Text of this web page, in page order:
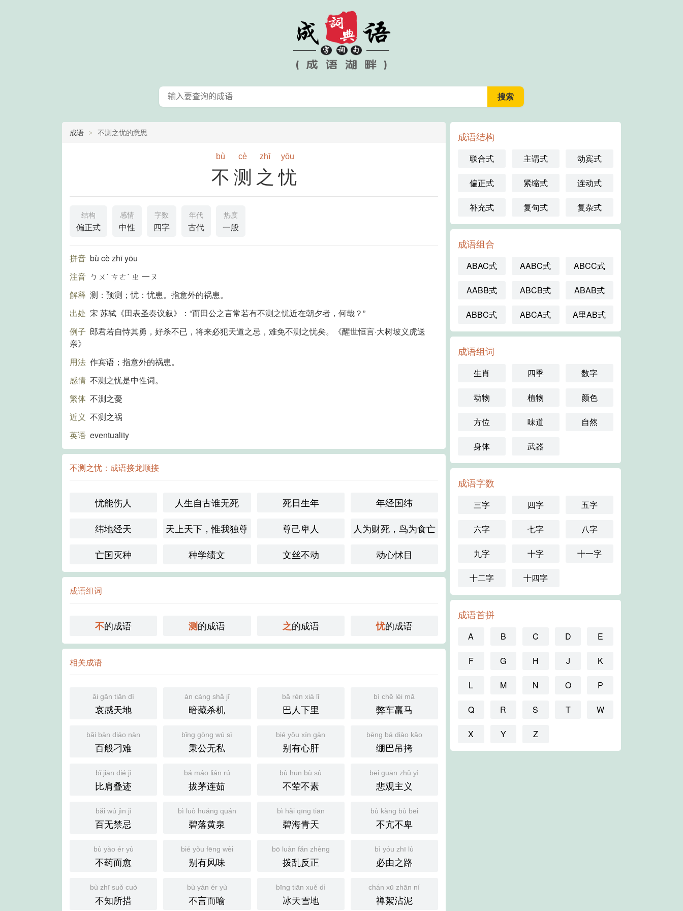
成语 不测之忧的意思
bù cè zhī yōu
不测之忧
结构
偏正式
感情
中性
字数
四字
年代
古代
热度
一般
拼音 bù cè zhī yōu
注音 ㄅㄨˋ ㄘㄜˋ ㄓ 一ㄡ
解释 测：预测；忧：忧患。指意外的祸患。
出处 宋 苏轼《田表圣奏议叙》：“而田公之言常若有不测之忧近在朝夕者，何哉？”
例子 郎君若自恃其勇，好杀不已，将来必犯天道之忌，难免不测之忧矣。《醒世恒言·大树坡义虎送
亲》
用法 作宾语；指意外的祸患。
感情 不测之忧是中性词。
繁体 不測之憂
近义 不测之祸
英语 eventuality
不测之忧：成语接龙顺接
忧能伤人 人生自古谁无死 死日生年
年经国纬
纬地经天
天上天下，惟我独尊 尊己卑人
人为财死，鸟为食亡
亡国灭种
种学绩文 文丝不动 动心怵目
成语组词
不的成语 测的成语 之的成语 忧的成语
相关成语
āi gǎn tiān dì
哀感天地
àn cáng shā jī
暗藏杀机
bā rén xià lǐ
巴人下里
bì chē léi mǎ
弊车羸马
bǎi bān diāo nàn
百般刁难
bǐng gōng wú sī
秉公无私
bié yǒu xīn gān
别有心肝
bēng bā diào kǎo
绷巴吊拷
bǐ jiān dié jì
比肩叠迹
bá máo lián rú
拔茅连茹
bù hūn bù sù
不荤不素
bēi guān zhǔ yì
悲观主义
bǎi wú jìn jì
百无禁忌
bì luò huáng quán
碧落黄泉
bì hǎi qīng tiān
碧海青天
bù kàng bù bēi
不亢不卑
bù yào ér yù
不药而愈
bié yǒu fēng wèi
别有风味
bō luàn fǎn zhèng
拨乱反正
bì yóu zhī lù
必由之路
bù zhī suǒ cuò
不知所措
bù yán ér yù
不言而喻
bīng tiān xuě dì
冰天雪地
chán xū zhān ní
禅絮沾泥
成语结构
联合式 主谓式 动宾式
偏正式 紧缩式 连动式
补充式 复句式 复杂式
成语组合
ABAC式 AABC式 ABCC式
AABB式 ABCB式 ABAB式
ABBC式 ABCA式 A里AB式
成语组词
生肖 四季 数字
动物 植物 颜色
方位 味道 自然
身体 武器
成语字数
三字 四字 五字
六字 七字 八字
九字 十字 十一字
十二字 十四字
成语首拼
A B C D E
F G H J K
L M N O P
Q R S T W
X Y Z